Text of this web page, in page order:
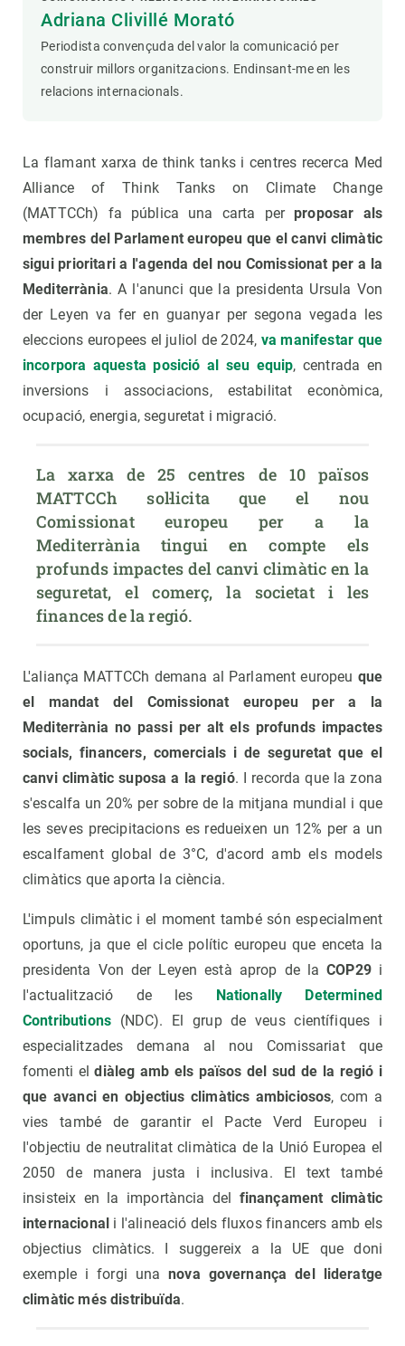
Adriana Clivillé Morató
Periodista convençuda del valor la comunicació per
construir millors organitzacions. Endinsant-me en les
relacions internacionals.
La flamant xarxa de think tanks i centres recerca Med
Alliance of Think Tanks on Climate Change
(MATTCCh) fa pública una carta perproposar als
membres del Parlament europeu que el canvi climàtic
sigui prioritari a l'agenda del nou Comissionat per a la
Mediterrània. A l'anunci que la presidenta Ursula Von
der Leyen va fer en guanyar per segona vegada les
eleccions europees el juliol de 2024, va manifestar que
incorpora aquesta posició al seu equip, centrada en
inversions i associacions, estabilitat econòmica,
ocupació, energia, seguretat i migració.
La xarxa de 25 centres de 10 països
MATTCCh sol·licita que el nou
Comissionat europeu per a la
Mediterrània tingui en compte els
profunds impactes del canvi climàtic en la
seguretat, el comerç, la societat i les
finances de la regió.
L'aliança MATTCCh demana al Parlament europeu que
el mandat del Comissionat europeu per a la
Mediterrània no passi per alt els profunds impactes
socials, financers, comercials i de seguretat que el
canvi climàtic suposa a la regió. I recorda que la zona
s'escalfa un 20% per sobre de la mitjana mundial i que
les seves precipitacions es redueixen un 12% per a un
escalfament global de 3°C, d'acord amb els models
climàtics que aporta la ciència.
L'impuls climàtic i el moment també són especialment
oportuns, ja que el cicle polític europeu que enceta la
presidenta Von der Leyen està aprop de laCOP29i
l'actualització de les
Nationally Determined
Contributions (NDC). El grup de veus científiques i
especialitzades demana al nou Comissariat que
fomenti eldiàleg amb els països del sud de la regió i
que avanci en objectius climàtics ambiciosos, com a
vies també de garantir el Pacte Verd Europeu i
l'objectiu de neutralitat climàtica de la Unió Europea el
2050 de manera justa i inclusiva. El text també
insisteix en la importància del finançament climàtic
internacional i l'alineació dels fluxos financers amb els
objectius climàtics. I suggereix a la UE que doni
exemple i forgi unanova governança del lideratge
climàtic més distribuïda.